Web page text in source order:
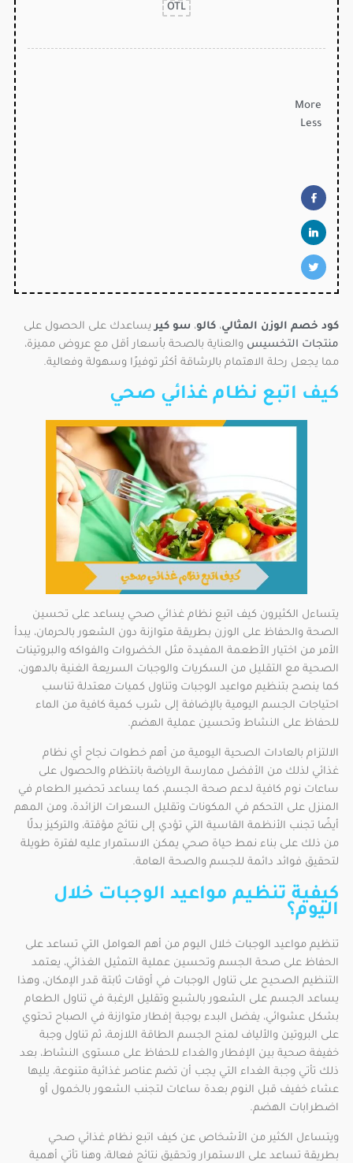
OTL
More
Less
كود خصم الوزن المثالي، كالو، سو كير يساعدك على الحصول على
منتجات التخسيس والعناية بالصحة بأسعار أقل مع عروض مميزة،
مما يجعل رحلة الاهتمام بالرشاقة أكثر توفيرًا وسهولة وفعالية.
كيف اتبع نظام غذائي صحي
يتساءل الكثيرون كيف اتبع نظام غذائي صحي يساعد على تحسين
الصحة والحفاظ على الوزن بطريقة متوازنة دون الشعور بالحرمان، يبدأ
الأمر من اختيار الأطعمة المفيدة مثل الخضروات والفواكه والبروتينات
الصحية مع التقليل من السكريات والوجبات السريعة الغنية بالدهون،
كما ينصح بتنظيم مواعيد الوجبات وتناول كميات معتدلة تناسب
احتياجات الجسم اليومية بالإضافة إلى شرب كمية كافية من الماء
للحفاظ على النشاط وتحسين عملية الهضم.
الالتزام بالعادات الصحية اليومية من أهم خطوات نجاح أي نظام
غذائي لذلك من الأفضل ممارسة الرياضة بانتظام والحصول على
ساعات نوم كافية لدعم صحة الجسم، كما يساعد تحضير الطعام في
المنزل على التحكم في المكونات وتقليل السعرات الزائدة، ومن المهم
أيضًا تجنب الأنظمة القاسية التي تؤدي إلى نتائج مؤقتة، والتركيز بدلًا
من ذلك على بناء نمط حياة صحي يمكن الاستمرار عليه لفترة طويلة
لتحقيق فوائد دائمة للجسم والصحة العامة.
كيفية تنظيم مواعيد الوجبات خلال
اليوم؟
تنظيم مواعيد الوجبات خلال اليوم من أهم العوامل التي تساعد على
الحفاظ على صحة الجسم وتحسين عملية التمثيل الغذائي، يعتمد
التنظيم الصحيح على تناول الوجبات في أوقات ثابتة قدر الإمكان، وهذا
يساعد الجسم على الشعور بالشبع وتقليل الرغبة في تناول الطعام
بشكل عشوائي، يفضل البدء بوجبة إفطار متوازنة في الصباح تحتوي
على البروتين والألياف لمنح الجسم الطاقة اللازمة، ثم تناول وجبة
خفيفة صحية بين الإفطار والغداء للحفاظ على مستوى النشاط، بعد
ذلك تأتي وجبة الغداء التي يجب أن تضم عناصر غذائية متنوعة، يليها
عشاء خفيف قبل النوم بعدة ساعات لتجنب الشعور بالخمول أو
اضطرابات الهضم.
ويتساءل الكثير من الأشخاص عن كيف اتبع نظام غذائي صحي
بطريقة تساعد على الاستمرار وتحقيق نتائج فعالة، وهنا تأتي أهمية